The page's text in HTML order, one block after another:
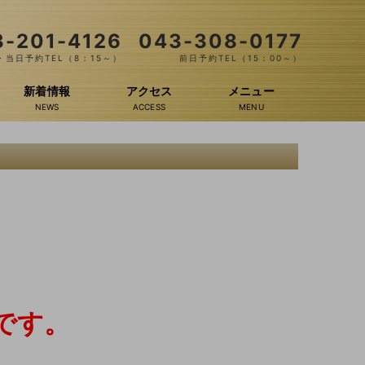
201-4126
当日予約TEL（8：15～）
043-308-0177
前日予約TEL（15：00～）
新着情報 アクセス メニュー
。